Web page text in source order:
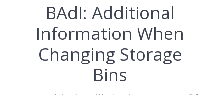
BAdI: Additional
Information When
Changing Storage
Bins